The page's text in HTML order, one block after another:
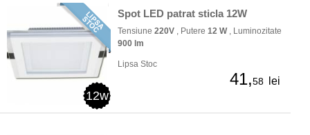
12w
Spot LED patrat sticla 12W
Tensiune 220V , Putere 12 W, Luminozitate
900 lm
Lipsa Stoc
41,58 lei